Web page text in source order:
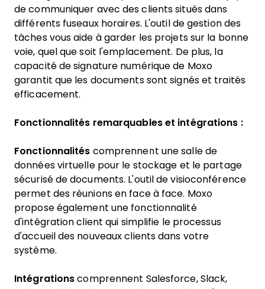
de communiquer avec des clients situés dans
différents fuseaux horaires. L'outil de gestion des
tâches vous aide à garder les projets sur la bonne
voie, quel que soit l'emplacement. De plus, la
capacité de signature numérique de Moxo
garantit que les documents sont signés et traités
efficacement.
Fonctionnalités remarquables et intégrations :
Fonctionnalités comprennent une salle de
données virtuelle pour le stockage et le partage
sécurisé de documents. L'outil de visioconférence
permet des réunions en face à face. Moxo
propose également une fonctionnalité
d'intégration client qui simplifie le processus
d'accueil des nouveaux clients dans votre
système.
Intégrations comprennent Salesforce, Slack,